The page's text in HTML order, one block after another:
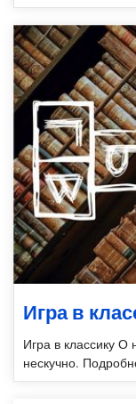
Игра в
Игра в классику О
нескучно.